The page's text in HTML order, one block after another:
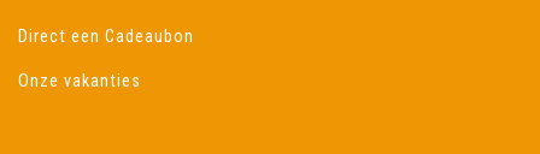
Direct een Cadeaubon
Onze vakanties